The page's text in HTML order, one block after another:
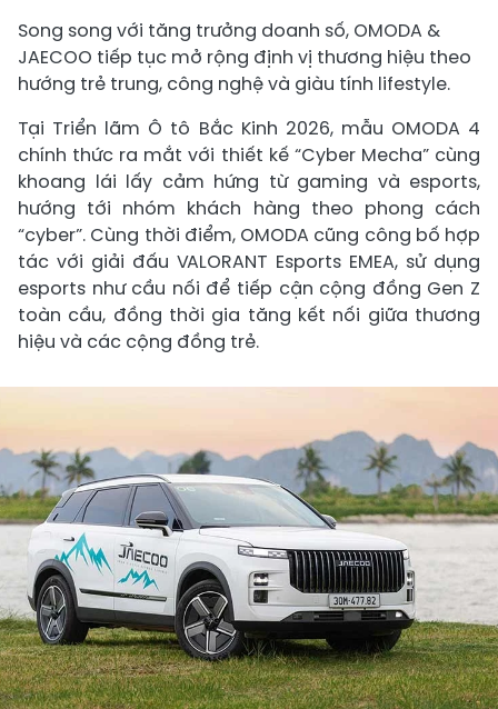
Song song với tăng trưởng doanh số, OMODA &
JAECOO tiếp tục mở rộng định vị thương hiệu theo
hướng trẻ trung, công nghệ và giàu tính lifestyle.
Tại Triển lãm Ô tô Bắc Kinh 2026, mẫu OMODA 4
chính thức ra mắt với thiết kế “Cyber Mecha” cùng
khoang lái lấy cảm hứng từ gaming và esports,
hướng tới nhóm khách hàng theo phong cách
“cyber”. Cùng thời điểm, OMODA cũng công bố hợp
tác với giải đấu VALORANT Esports EMEA, sử dụng
esports như cầu nối để tiếp cận cộng đồng Gen Z
toàn cầu, đồng thời gia tăng kết nối giữa thương
hiệu và các cộng đồng trẻ.